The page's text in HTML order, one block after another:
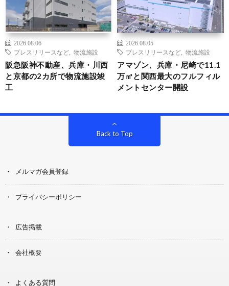
2026.08.06
プレスリリースなど
物流施設
阪急阪神不動産、兵庫・川西
と京都の2カ所で物流施設竣
工
2026.08.05
プレスリリースなど
物流施設
アマゾン、兵庫・尼崎で11.1
万㎡と関西最大のフルフィル
メントセンター開設
Back to Top
メルマガ会員登録
プライバシーポリシー
広告掲載
会社概要
よくある質問